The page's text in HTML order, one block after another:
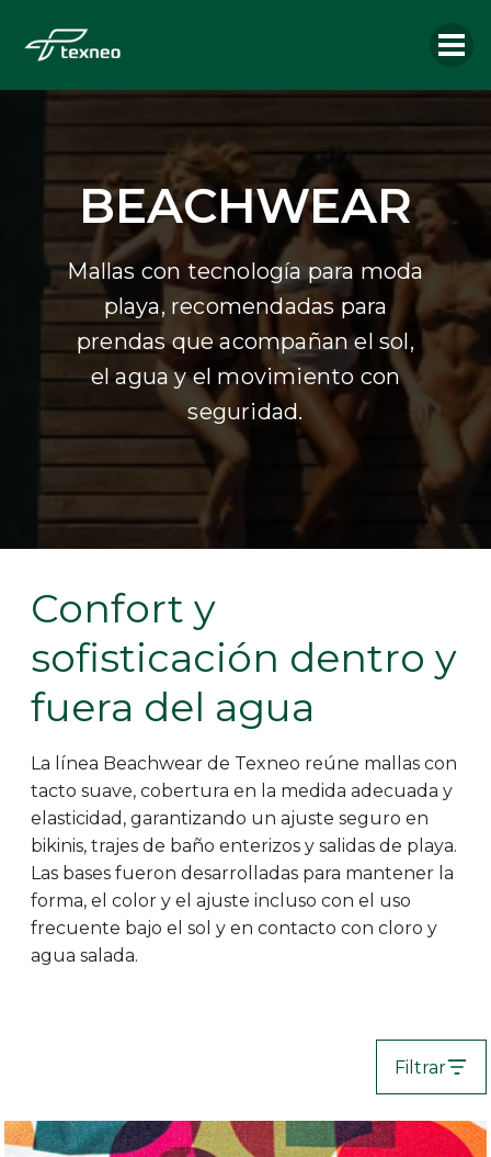
BEACHWEAR
Mallas con tecnología para moda
playa, recomendadas para
prendas que acompañan el sol,
el agua y el movimiento con
seguridad.
Confort y
sofisticación dentro y
fuera del agua
La línea Beachwear de Texneo reúne mallas con
tacto suave, cobertura en la medida adecuada y
elasticidad, garantizando un ajuste seguro en
bikinis, trajes de baño enterizos y salidas de playa.
Las bases fueron desarrolladas para mantener la
forma, el color y el ajuste incluso con el uso
frecuente bajo el sol y en contacto con cloro y
agua salada.
Filtrar